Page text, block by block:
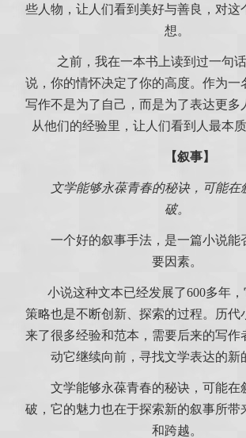
些人物，让人们看到美好与善良，对这
想。
之前，我在一本书上读到过一句
说，你的情怀决定了你的高度。作为一
写作不是为了自己，而是为了表达更多
从他们的经验里，让人们看到人最本质
【叙事】
文学能够永葆青春的秘诀，可能在
破。
一个好的叙事手法，是一篇小说能
要因素。
小说这种文本已经发展了600多年
策略也是不断创新、探索的过程。历代
来了很多经验和范本，需要后来的写作
动它继续向前，寻找文学表达的新
文学能够永葆青春的秘诀，可能在
破，它的魅力也在于探索新的叙事所带
和跨越。